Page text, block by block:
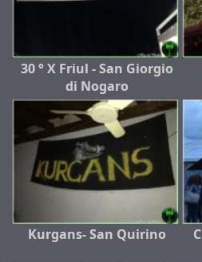
30 ° X Friul - San Giorgio
di Nogaro
Kurgans- San Quirino